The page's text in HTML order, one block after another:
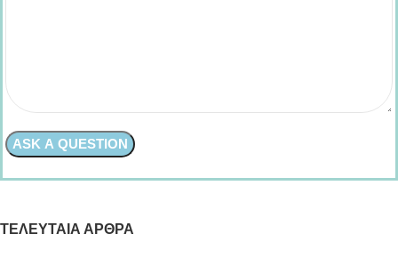
ΤΕΛΕΥΤΑΊΑ ΆΡΘΡΑ